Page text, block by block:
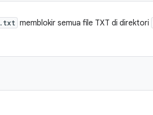
memblokir semua file TXT di direktori